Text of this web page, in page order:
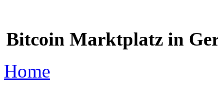
Bitcoin Marktplatz in
Home